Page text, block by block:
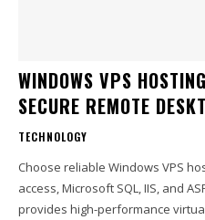
WINDOWS VPS
SECURE REMOTE
TECHNOLOGY
Choose reliable Windows VPS
access, Microsoft SQL, IIS, and
provides high-performance